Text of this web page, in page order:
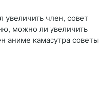
член, совет
можно ли увеличить
аниме камасутра советы